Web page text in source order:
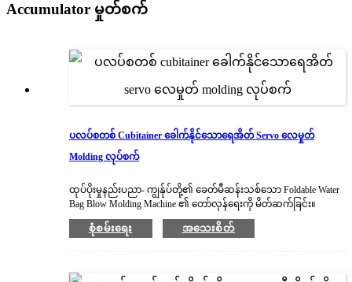
Accumulator မှုတ်စက်
ပလပ်စတစ် Cubitainer ခေါက်နိုင်သောရေအိတ် Servo လေမှုတ်
Molding လုပ်စက်
ထုပ်ပိုးမှုနည်းပညာ- ကျွန်ုပ်တို့၏ ခေတ်မီဆန်းသစ်သော Foldable Water
Bag Blow Molding Machine ၏ တော်လှန်ရေးကို မိတ်ဆက်ခြင်း။
အဆင်ပြေမှု၊ ထိရောက်မှုနှင့် ရေရှည်တည်တံ့မှုတို့ကို ပြန်လည်အဓိပ္ပာယ်
ဖွင့်ဆိုရန် ဒီဇိုင်းထုတ်ထားသည့် ဤစက်သည် သင့်အား ယခင်ကကဲ့သို့
စုံစမ်းရေး အသေးစိတ်